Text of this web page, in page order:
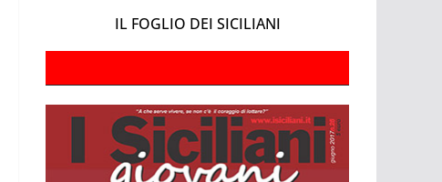
IL FOGLIO DEI SICILIANI